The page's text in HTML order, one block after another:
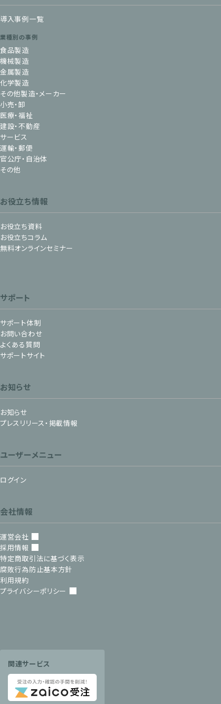
導入事例一覧
業種別の事例
食品製造
機械製造
金属製造
化学製造
その他製造・メーカー
小売・卸
医療・福祉
建設・不動産
サービス
運輸・郵便
官公庁・自治体
その他
お役立ち情報
お役立ち資料
お役立ちコラム
無料オンラインセミナー
サポート
サポート体制
お問い合わせ
よくある質問
サポートサイト
お知らせ
お知らせ
プレスリリース・掲載情報
ユーザーメニュー
ログイン
会社情報
運営会社
採用情報
特定商取引法に基づく表示
腐敗行為防止基本方針
利用規約
プライバシーポリシー
関連サービス